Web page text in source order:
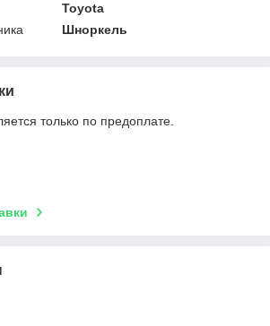
Toyota
Шноркель
только по предоплате.